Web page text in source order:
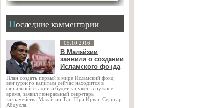
Последние комментарии
05.10.2016
В Малайзии
заявили о создании
Исламского фонда
План создать первый в мире Исламский фонд
венчурного капитала сейчас находится в
финальной стадии и будет запущен в нужное
время, заявил генеральный секретарь
казначейства Малайзии Тан Шри Ирван Серигар
Абдулла.